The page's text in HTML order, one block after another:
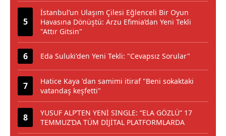
İstanbul’un Ulaşım Çilesi Eğlenceli Bir Oyun
Havasına Dönüştü: Arzu Efimia’dan Yeni Tekli
"Attır Gitsin"
Eda Suluki'den Yeni Tekli: "Cevapsız Sorular"
Hatice Kaya 'dan samimi itiraf "Beni sokaktaki
vatandaş keşfetti"
YUSUF ALP’TEN YENİ SINGLE: “ELA GÖZLÜ” 17
TEMMUZ’DA TÜM DİJİTAL PLATFORMLARDA